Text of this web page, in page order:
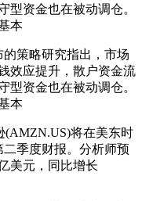
型资金也在被动调仓。
本
策略研究指出，市场
效应提升，散户资金流
型资金也在被动调仓。
本
将在美东时
季度财报。分析师预
美元，同比增长